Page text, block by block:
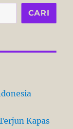
CARI
Kapas